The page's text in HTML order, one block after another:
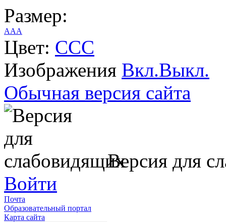
Размер:
AAA
Цвет: CCC
Изображения Вкл.Выкл.
Обычная версия сайта
Версия для
Войти
Почта
Образовательный портал
Карта сайта